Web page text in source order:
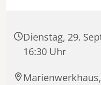
Dienstag, 29.
16:30 Uhr